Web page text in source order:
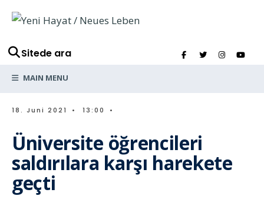
Sitede ara
MAIN MENU
18. Juni 2021 • 13:00 •
Üniversite öğrencileri
saldırılara karşı harekete
geçti